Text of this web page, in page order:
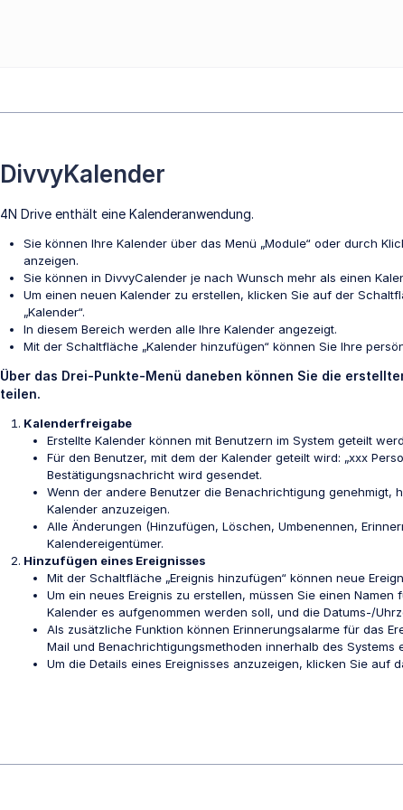
DivvyKalender
4N Drive enthält eine Kalenderanwendung.
Sie können Ihre Kalender über das Menü „Module“ oder durch
anzeigen.
Sie können in DivvyCalender je nach Wunsch mehr als einen
Um einen neuen Kalender zu erstellen, klicken Sie auf der
„Kalender“.
In diesem Bereich werden alle Ihre Kalender angezeigt.
Mit der Schaltfläche „Kalender hinzufügen“ können Sie Ihre
Über das Drei-Punkte-Menü daneben können Sie die
teilen.
Kalenderfreigabe
Erstellte Kalender können mit Benutzern im System geteilt
Für den Benutzer, mit dem der Kalender geteilt wird: „xxx
Bestätigungsnachricht wird gesendet.
Wenn der andere Benutzer die Benachrichtigung genehmigt,
Kalender anzuzeigen.
Alle Änderungen (Hinzufügen, Löschen, Umbenennen,
Kalendereigentümer.
Hinzufügen eines Ereignisses
Mit der Schaltfläche „Ereignis hinzufügen“ können neue
Um ein neues Ereignis zu erstellen, müssen Sie einen
Kalender es aufgenommen werden soll, und die Datums-/
Als zusätzliche Funktion können Erinnerungsalarme für das
Mail und Benachrichtigungsmethoden innerhalb des Systems
Um die Details eines Ereignisses anzuzeigen, klicken Sie auf